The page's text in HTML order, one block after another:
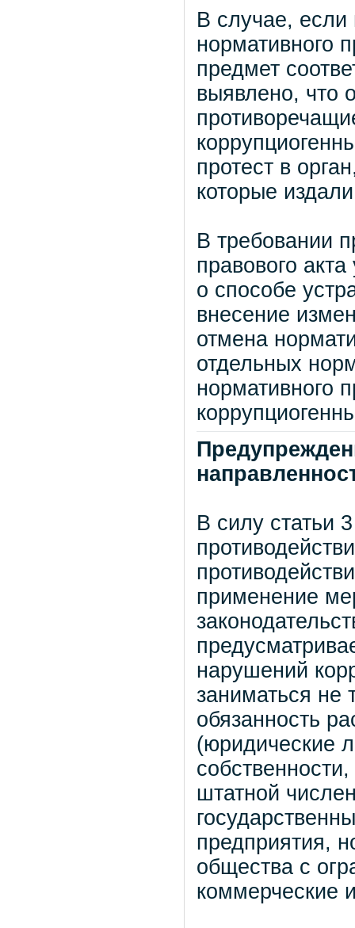
В случае, если
нормативного
предмет
выявлено, что
протест в
которые
В требовании
правового
о способе
внесение
отмена
отдельных
нормативного
В силу статьи
применение
нарушений
заниматься не
обязанность
(юридические
штатной
предприятия,
общества с
коммерческие